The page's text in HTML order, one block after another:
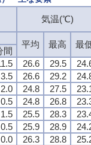
気温(℃)
平均 最高 最
間
26.6 29.5
3.5 26.6 29.2
2.0 24.8 27.5
0.5 24.8 26.8
1.5 25.5 28.3
0.5 25.9 28.9
0.0 26.3 28.8